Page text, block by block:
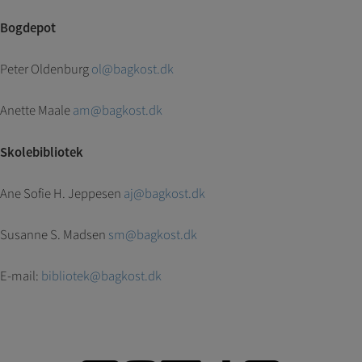
Bogdepot
Peter Oldenburgol@bagkost.dk
Anette Maaleam@bagkost.dk
Skolebibliotek
Ane Sofie H. Jeppesen aj@bagkost.dk
Susanne S. Madsen sm@bagkost.dk
E-mail: bibliotek@bagkost.dk
flere hjemmesider og registrerer, hvad brugeren
personrettede annoncer, når denne færdes på
internettet.